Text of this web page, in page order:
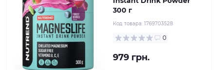
300 г
Код товара: 1769703528
0
979 грн.